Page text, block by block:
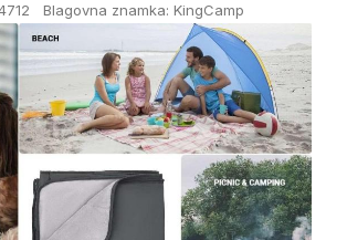
Blagovna znamka: KingCamp